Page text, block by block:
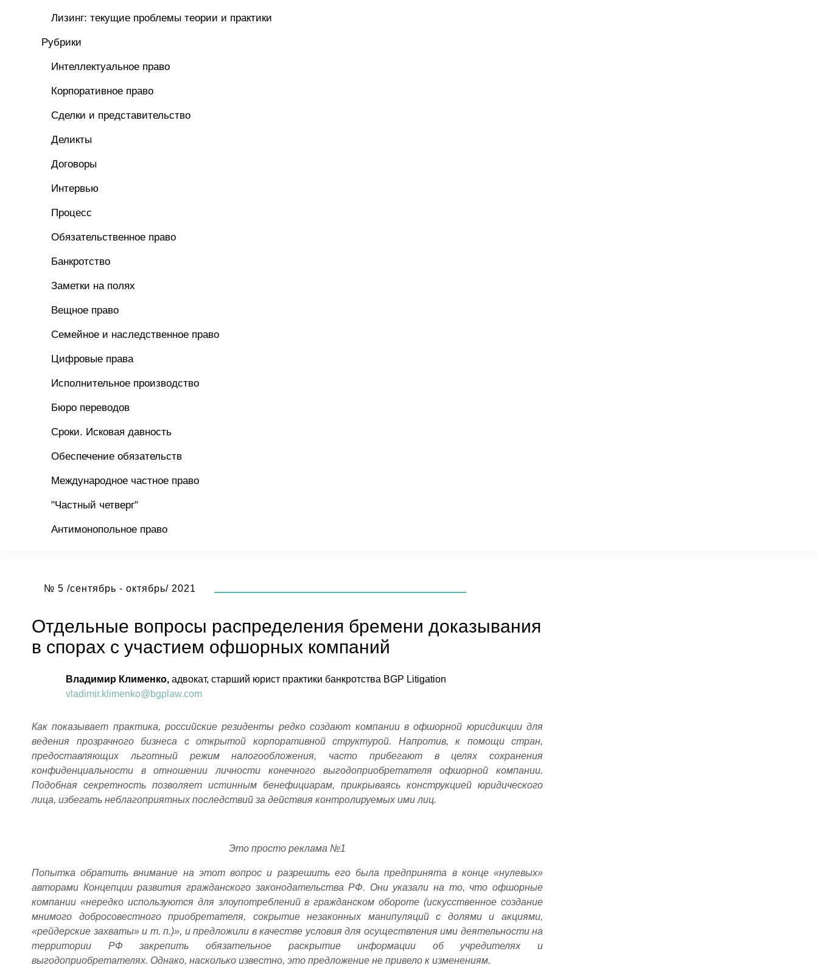
Лизинг: текущие проблемы теории и практики
Рубрики
Интеллектуальное право
Корпоративное право
Сделки и представительство
Деликты
Договоры
Интервью
Процесс
Обязательственное право
Банкротство
Заметки на полях
Вещное право
Семейное и наследственное право
Цифровые права
Исполнительное производство
Бюро переводов
Сроки. Исковая давность
Обеспечение обязательств
Международное частное право
"Частный четверг"
Антимонопольное право
№ 5 /сентябрь - октябрь/ 2021
Отдельные вопросы распределения бремени доказывания
в спорах с участием офшорных компаний
Владимир Клименко, адвокат, старший юрист практики банкротства BGP Litigation
vladimir.klimenko@bgplaw.com
Как показывает практика, российские резиденты редко создают компании в офшорной юрисдикции для
ведения прозрачного бизнеса с открытой корпоративной структурой. Напротив, к помощи стран,
предоставляющих льготный режим налогообложения, часто прибегают в целях сохранения
конфиденциальности в отношении личности конечного выгодоприобретателя офшорной компании.
Подобная секретность позволяет истинным бенефициарам, прикрываясь конструкцией юридического
лица, избегать неблагоприятных последствий за действия контролируемых ими лиц.
Это просто реклама №1
Попытка обратить внимание на этот вопрос и разрешить его была предпринята в конце «нулевых»
авторами Концепции развития гражданского законодательства РФ. Они указали на то, что офшорные
компании «нередко используются для злоупотреблений в гражданском обороте (искусственное создание
мнимого добросовестного приобретателя, сокрытие незаконных манипуляций с долями и акциями,
«рейдерские захваты» и т. п.)», и предложили в качестве условия для осуществления ими деятельности на
территории РФ закрепить обязательное раскрытие информации об учредителях и
выгодоприобретателях. Однако, насколько известно, это предложение не привело к изменениям.